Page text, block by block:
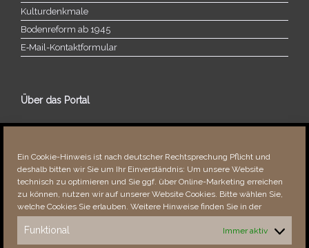
Ein Cookie-Hinweis ist nach deutscher Rechtsprechung Pflicht und
deshalb bitten wir Sie um Ihr Einverständnis: Um unsere Website
technisch zu optimieren und Sie ggf. über Online-Marketing erreichen
zu können, nutzen wir auf unserer Website Cookies. Bitte wählen Sie,
welche Cookies Sie erlauben. Weitere Hinweise finden Sie in der
Funktional Immer aktiv
Kulturdenkmale
Bodenreform ab 1945
E‑Mail-​​Kontaktformular
Über das Portal
Über dieses Portal
Fehler bemerkt?
Besucher seit 08/​2021